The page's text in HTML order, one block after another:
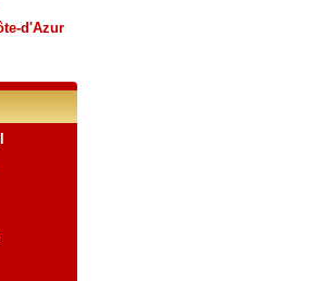
d'Azur